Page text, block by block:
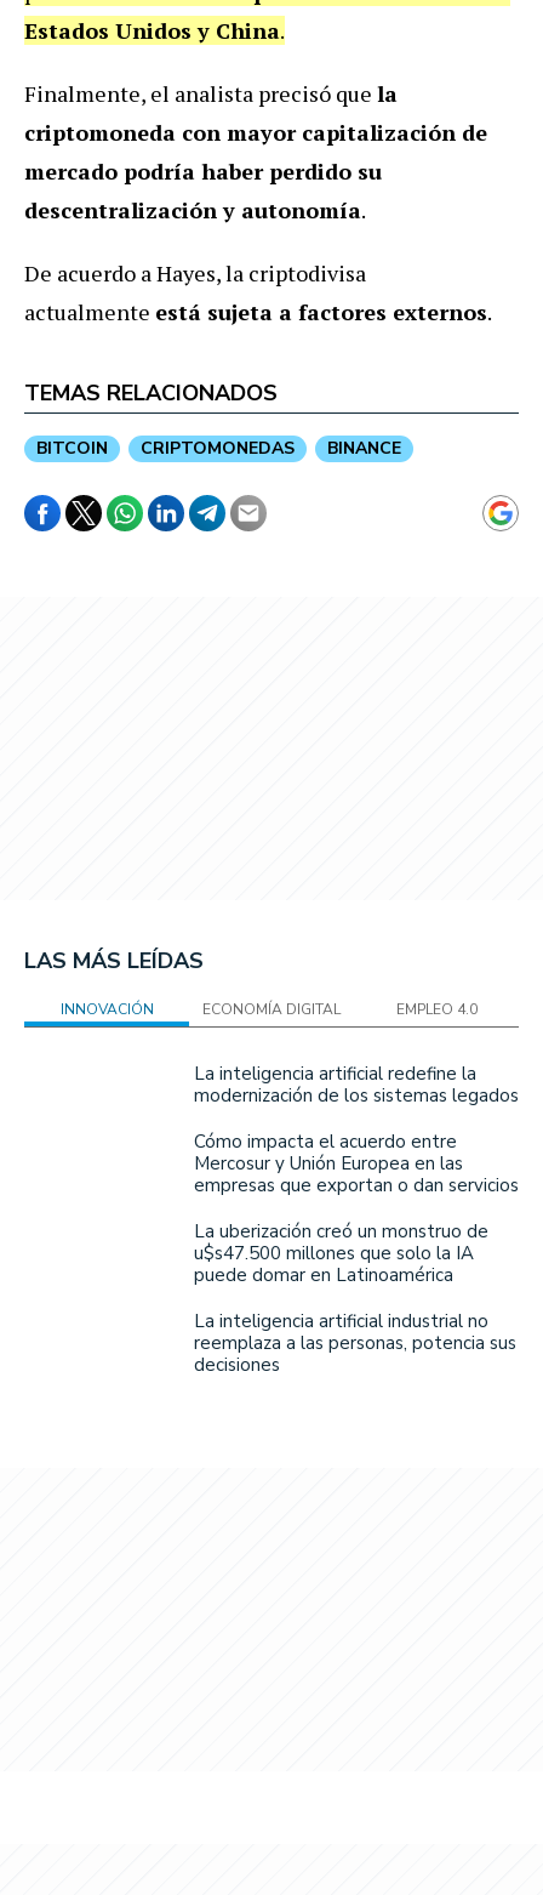
Estados Unidos y China.
Finalmente, el analista precisó que la
criptomoneda con mayor capitalización de
mercado podría haber perdido su
descentralización y autonomía.
De acuerdo a Hayes, la criptodivisa
actualmente está sujeta a factores externos.
TEMAS RELACIONADOS
BITCOIN CRIPTOMONEDAS BINANCE
LAS MÁS LEÍDAS
INNOVACIÓN ECONOMÍA DIGITAL EMPLEO 4.0
La inteligencia artificial redefine la
modernización de los sistemas legados
Cómo impacta el acuerdo entre
Mercosur y Unión Europea en las
empresas que exportan o dan servicios
La uberización creó un monstruo de
u$s47.500 millones que solo la IA
puede domar en Latinoamérica
La inteligencia artificial industrial no
reemplaza a las personas, potencia sus
decisiones